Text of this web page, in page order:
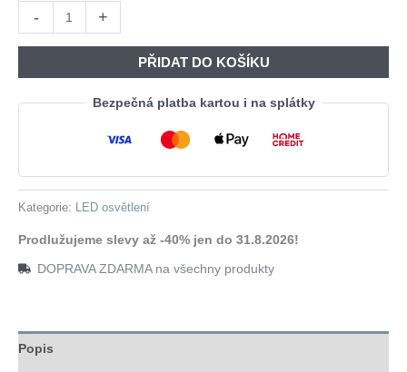
-
osvětlení
police
-
+
PŘIDAT DO KOŠÍKU
Bezpečná platba kartou i na splátky
Kategorie: LED osvětlení
Prodlužujeme slevy až -40% jen do 31.8.2026!
DOPRAVA ZDARMA na všechny produkty
Popis